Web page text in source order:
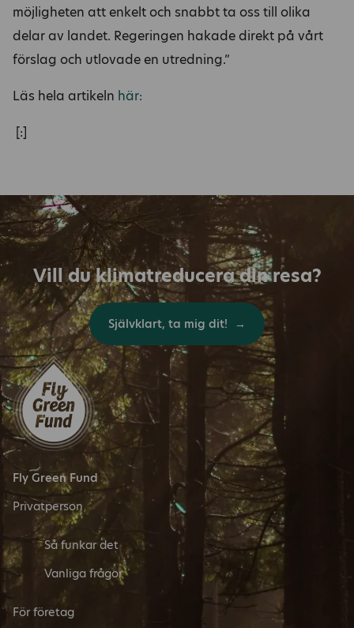
möjligheten att enkelt och snabbt ta oss till olika
delar av landet. Regeringen hakade direkt på vårt
förslag och utlovade en utredning.”
Läs hela artikeln här:
[:]
Vill du klimatreducera din resa?
Självklart, ta mig dit!
Fly Green Fund
Privatperson
Så funkar det
Vanliga frågor
För företag